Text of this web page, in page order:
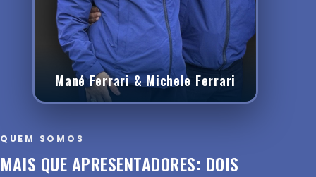
Mané Ferrari & Michele Ferrari
QUEM SOMOS
MAIS QUE APRESENTADORES: DOIS